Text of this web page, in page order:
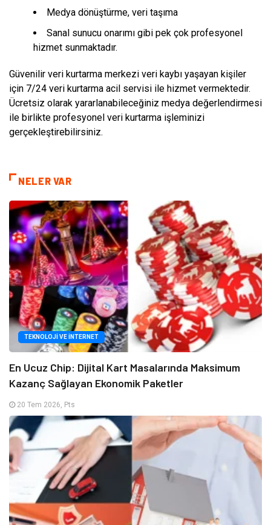
Medya dönüştürme, veri taşıma
Sanal sunucu onarımı gibi pek çok profesyonel
hizmet sunmaktadır.
Güvenilir veri kurtarma merkezi veri kaybı yaşayan kişiler
için 7/24 veri kurtarma acil servisi ile hizmet vermektedir.
Ücretsiz olarak yararlanabileceğiniz medya değerlendirmesi
ile birlikte profesyonel veri kurtarma işleminizi
gerçekleştirebilirsiniz.
NELER VAR
TEKNOLOJI VE İNTERNET
En Ucuz Chip: Dijital Kart Masalarında Maksimum
Kazanç Sağlayan Ekonomik Paketler
20 Tem 2026, Pts